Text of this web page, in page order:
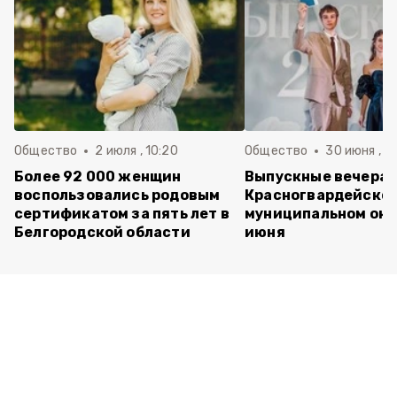
Общество 2 июля , 10:20
Более 92 000 женщин
воспользовались родовым
сертификатом за пять лет в
Белгородской области
Общество 30 июня ,
Выпускные вечера
муниципальном
июня